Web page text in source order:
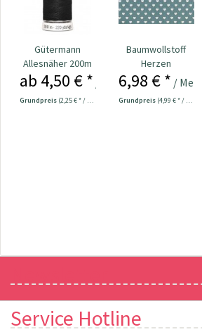
Gütermann
Allesnäher 200m
ab 4,50 € * / Stück
Grundpreis (2,25 € * / 100 Meter)
Baumwollstoff
Herzen
dunkelmint
6,98 € * / Meter
Grundpreis (4,99 € * / 1 m²)
Service Hotline